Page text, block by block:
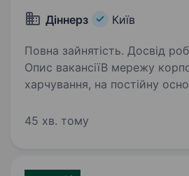
Діннерз Київ
Повна зайнятість. Досвід
Опис вакансіїВ мережу
харчування, на постійну
Приготування напоїв та
45 хв. тому